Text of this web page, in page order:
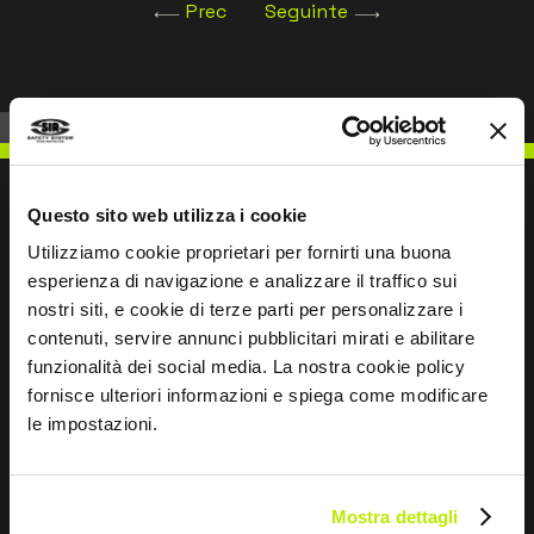
Questo sito web utilizza i cookie
Utilizziamo cookie proprietari per fornirti una buona
esperienza di navigazione e analizzare il traffico sui
nostri siti, e cookie di terze parti per personalizzare i
contenuti, servire annunci pubblicitari mirati e abilitare
funzionalità dei social media. La nostra cookie policy
fornisce ulteriori informazioni e spiega come modificare
le impostazioni.
Mostra dettagli
Prec Seguinte
ESCREVER PARA NÓS
Mantemo-nos em contacto